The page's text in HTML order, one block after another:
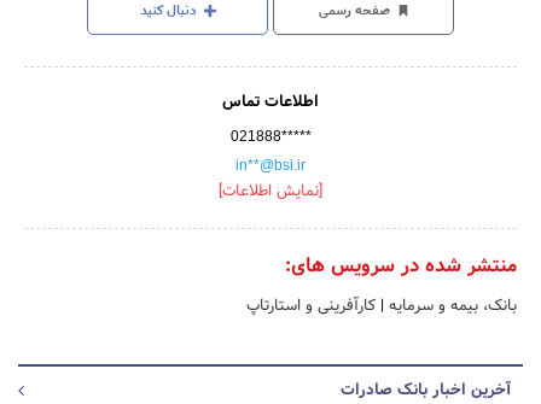
صفحه رسمی دنبال کنید
اطلاعات تماس
021888*****
in**@bsi.ir
[نمایش اطلاعات]
منتشر شده در سرویس های:
بانک، بیمه و سرمایه | کارآفرینی و استارتاپ
آخرین اخبار بانک صادرات